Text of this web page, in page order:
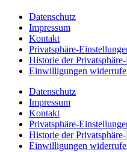
Datenschutz
Impressum
Kontakt
Privatsphäre-
Historie der
Einwilligungen
Datenschutz
Impressum
Kontakt
Privatsphäre-
Historie der
Einwilligungen